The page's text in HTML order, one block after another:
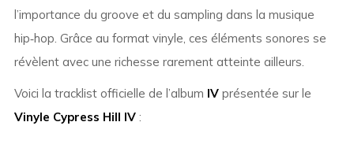
l’importance du groove et du sampling dans la musique
hip‑hop. Grâce au format vinyle, ces éléments sonores se
révèlent avec une richesse rarement atteinte ailleurs.
Voici la tracklist officielle de l’album IVprésentée sur le
Vinyle Cypress Hill IV: